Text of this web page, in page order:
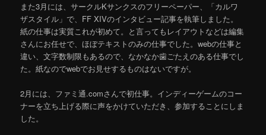
また3月には、サークルKサンクスのフリーペーパー、「カルワ
ザスタイル」で、FF XIVのインタビュー記事を執筆しました。
紙の仕事は実質これが初めて。と言ってもレイアウトなどは編集
さんにお任せで、ほぼテキストのみの仕事でした。webの仕事と
違い、文字数制限もあるので、なかなか歯ごたえのある仕事でし
た。紙なのでwebでお見せするものはないですが。
2月には、ファミ通.comさんで初仕事。インディーゲームのコー
ナーを立ち上げる際に声をかけていただき、参加することにしま
した。